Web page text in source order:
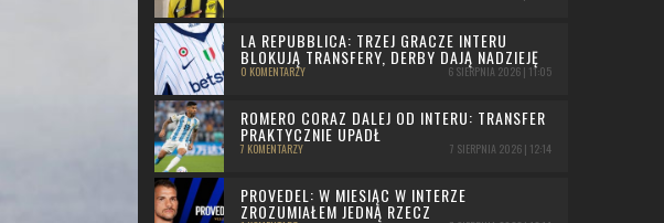
LA REPUBBLICA: TRZEJ GRACZE INTERU
BLOKUJĄ TRANSFERY, DERBY DAJĄ NADZIEJĘ
0 KOMENTARZY 6 SIERPNIA 2026 | 11:05
ROMERO CORAZ DALEJ OD INTERU: TRANSFER
PRAKTYCZNIE UPADŁ
7 KOMENTARZY 7 SIERPNIA 2026 | 12:14
PROVEDEL: W MIESIĄC W INTERZE
ZROZUMIAŁEM JEDNĄ RZECZ